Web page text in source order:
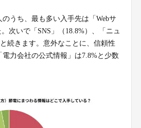
うち、最も多い入手先は「Webサ
次いで「SNS」（18.8%）、「ニュ
続きます。意外なことに、信頼性
力会社の公式情報」は7.8%と少数